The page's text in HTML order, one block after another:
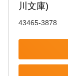
川文庫)
43465-3878